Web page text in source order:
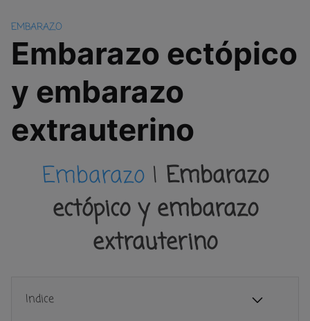
EMBARAZO
Embarazo ectópico
y embarazo
extrauterino
Embarazo| Embarazo
ectópico y embarazo
extrauterino
Indice